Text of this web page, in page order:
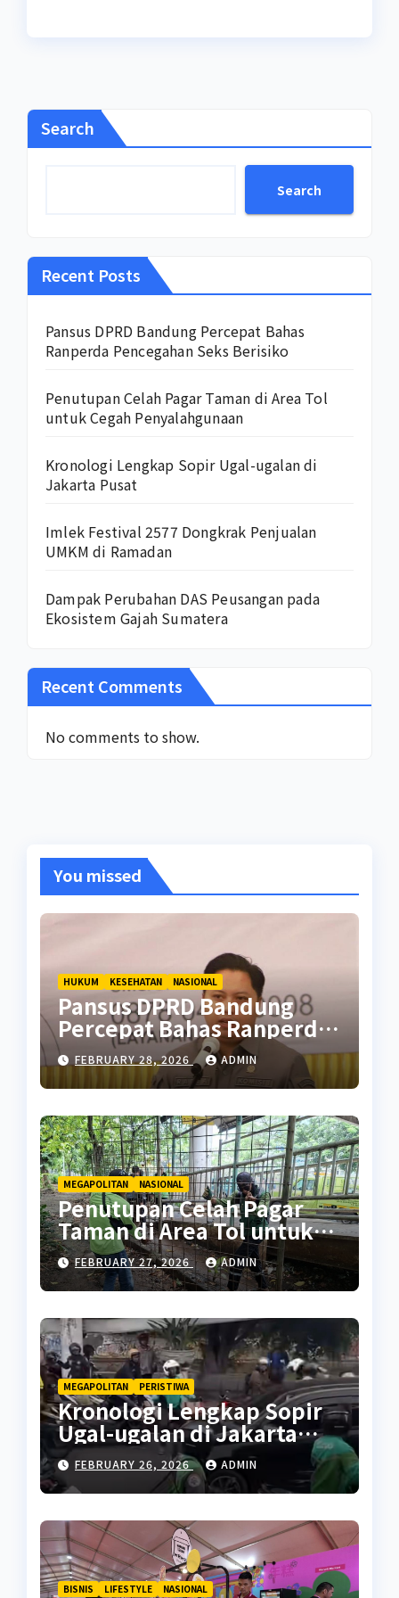
Search
Search
Recent Posts
Pansus DPRD Bandung Percepat Bahas
Ranperda Pencegahan Seks Berisiko
Penutupan Celah Pagar Taman di Area Tol
untuk Cegah Penyalahgunaan
Kronologi Lengkap Sopir Ugal-ugalan di
Jakarta Pusat
Imlek Festival 2577 Dongkrak Penjualan
UMKM di Ramadan
Dampak Perubahan DAS Peusangan pada
Ekosistem Gajah Sumatera
Recent Comments
No comments to show.
You missed
HUKUM KESEHATAN NASIONAL
Pansus DPRD Bandung
Percepat Bahas Ranperda
Pencegahan Seks Berisiko
FEBRUARY 28, 2026 ADMIN
MEGAPOLITAN NASIONAL
Penutupan Celah Pagar
Taman di Area Tol untuk
Cegah Penyalahgunaan
FEBRUARY 27, 2026 ADMIN
MEGAPOLITAN PERISTIWA
Kronologi Lengkap Sopir
Ugal-ugalan di Jakarta
Pusat
FEBRUARY 26, 2026 ADMIN
BISNIS LIFESTYLE NASIONAL